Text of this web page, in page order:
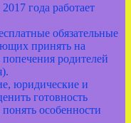
года работает
обязательные
принять на
попечения родителей
юридические и
готовность
особенности